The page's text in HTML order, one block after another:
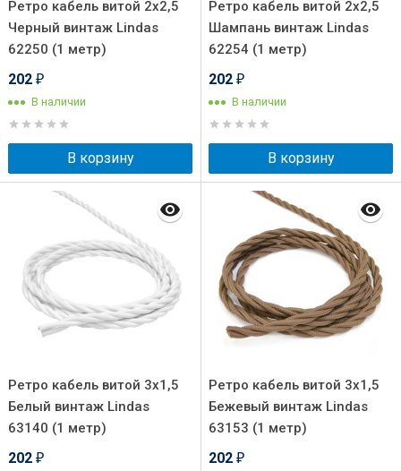
Ретро кабель витой 2x2,5
Черный винтаж Lindas
62250 (1 метр)
202 ₽
В наличии
В корзину
Ретро кабель витой 2x2,5
Шампань винтаж Lindas
62254 (1 метр)
202 ₽
В наличии
В корзину
Ретро кабель витой 3x1,5
Белый винтаж Lindas
63140 (1 метр)
202 ₽
Ретро кабель витой 3x1,5
Бежевый винтаж Lindas
63153 (1 метр)
202 ₽